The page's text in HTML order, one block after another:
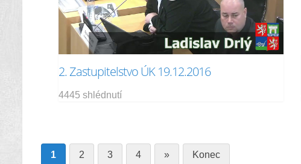
2. Zastupitelstvo ÚK 19.12.2016
4445 shlédnutí
1 2 3 4 » Konec